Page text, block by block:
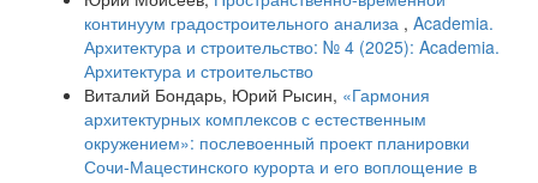
континуум градостроительного анализа , Academia.
Архитектура и строительство: № 4 (2025): Academia.
Архитектура и строительство
Виталий Бондарь, Юрий Рысин, «Гармония
архитектурных комплексов с естественным
окружением»: послевоенный проект планировки
Сочи-Мацестинского курорта и его воплощение в